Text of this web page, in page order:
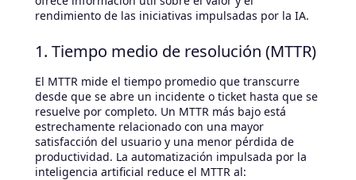
rendimiento de las iniciativas impulsadas por la IA.
1. Tiempo medio de resolución (MTTR)
El MTTR mide el tiempo promedio que transcurre
desde que se abre un incidente o ticket hasta que se
resuelve por completo. Un MTTR más bajo está
estrechamente relacionado con una mayor
satisfacción del usuario y una menor pérdida de
productividad. La automatización impulsada por la
inteligencia artificial reduce el MTTR al: